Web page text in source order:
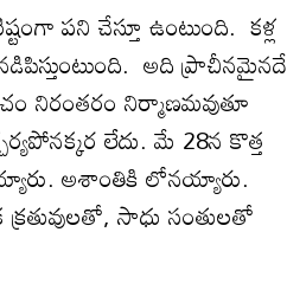
పని చేస్తూ ఉంటుంది. కళ్ల
అది ప్రాచీనమైనదే
నిరంతరం నిర్మాణమవుతూ
లేదు. మే 28న కొత్త
అశాంతికి లోనయ్యారు.
సాధు సంతులతో